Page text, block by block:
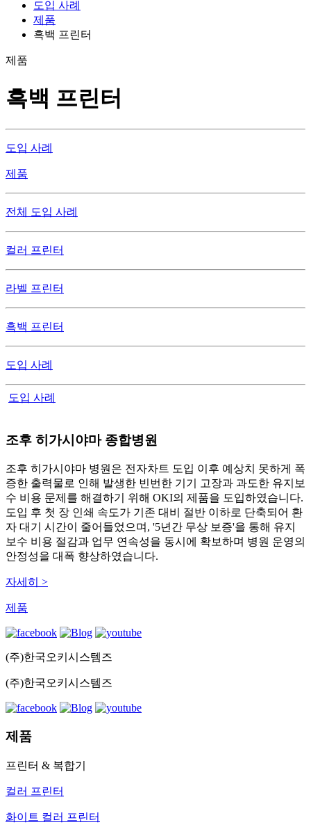
도입 사례
제품
흑백 프린터
제품
흑백 프린터
도입 사례
제품
전체 도입 사례
컬러 프린터
라벨 프린터
흑백 프린터
도입 사례
도입 사례
조후 히가시야마 종합병원
조후 히가시야마 병원은 전자차트 도입 이후 예상치 못하게 폭
증한 출력물로 인해 발생한 빈번한 기기 고장과 과도한 유지보
수 비용 문제를 해결하기 위해 OKI의 제품을 도입하였습니다.
도입 후 첫 장 인쇄 속도가 기존 대비 절반 이하로 단축되어 환
자 대기 시간이 줄어들었으며, '5년간 무상 보증'을 통해 유지
보수 비용 절감과 업무 연속성을 동시에 확보하며 병원 운영의
안정성을 대폭 향상하였습니다.
자세히 >
제품
(주)한국오키시스템즈
(주)한국오키시스템즈
제품
프린터 & 복합기
컬러 프린터
화이트 컬러 프린터